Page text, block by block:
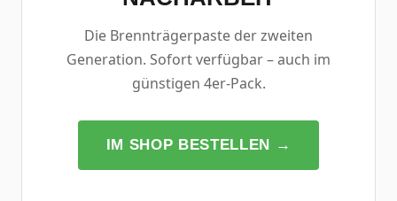
Die Brennträgerpaste der zweiten
Generation. Sofort verfügbar – auch im
günstigen 4er-Pack.
IM SHOP BESTELLEN →